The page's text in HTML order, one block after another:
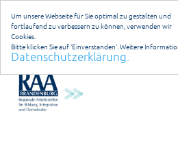
Um unsere Webseite für Sie optimal zu gestalten und
fortlaufend zu verbessern zu können, verwenden wir
Cookies.
Bitte klicken Sie auf 'Einverstanden'. Weitere
Datenschutzerklärung.
Datenschutzerklärung anmelden